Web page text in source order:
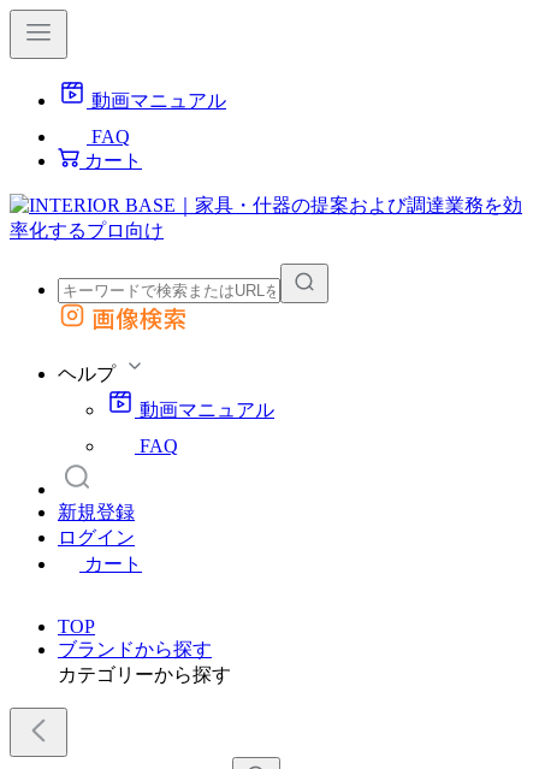
動画マニュアル
FAQ
カート
外部サイトの商品をカートに追加
画像検索
ヘルプ
動画マニュアル
FAQ
新規登録
ログイン
カート
TOP
ブランドから探す
カテゴリーから探す